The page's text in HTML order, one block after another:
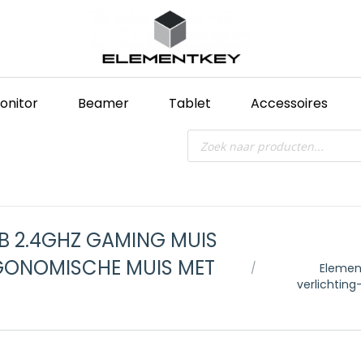
Beamer Tablet Accessoires
Producten
zoeken
2.4GHZ GAMING MUIS
MUIS MET